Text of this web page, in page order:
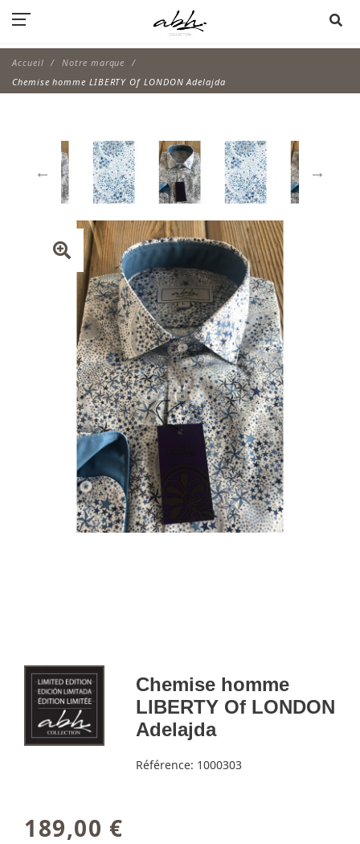
Accueil
Notre marque
Chemise homme LIBERTY Of LONDON Adelajda
Chemise homme
LIBERTY Of LONDON
Adelajda
Référence: 1000303
189,00 €